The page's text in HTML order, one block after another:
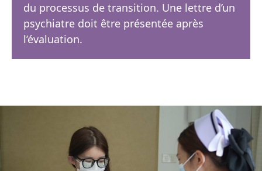
du processus de transition. Une lettre d’un
psychiatre doit être présentée après
l’évaluation.